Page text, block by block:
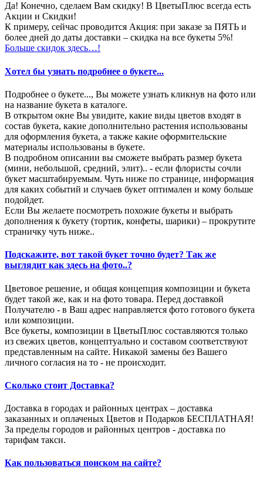
Да! Конечно, сделаем Вам скидку! В ЦветыПлюс всегда есть
Акции и Скидки!
К примеру, сейчас проводится Акция: при заказе за ПЯТЬ и
более дней до даты доставки – скидка на все букеты 5%!
Больше скидок здесь…!
Хотел бы узнать подробнее о букете...
Подробнее о букете..., Вы можете узнать кликнув на фото или
на название букета в каталоге.
В открытом окне Вы увидите, какие виды цветов входят в
состав букета, какие дополнительно растения использованы
для оформления букета, а также какие оформительские
материалы использованы в букете.
В подробном описании вы сможете выбрать размер букета
(мини, небольшой, средний, элит).. - если флористы сочли
букет масштабируемым. Чуть ниже по странице, информация
для каких событий и случаев букет оптимален и кому больше
подойдет.
Если Вы желаете посмотреть похожие букеты и выбрать
дополнения к букету (тортик, конфеты, шарики) – прокрутите
страничку чуть ниже..
Подскажите, вот такой букет точно будет? Так же
выглядит как здесь на фото..?
Цветовое решение, и общая концепция композиции и букета
будет такой же, как и на фото товара. Перед доставкой
Получателю - в Ваш адрес направляется фото готового букета
или композиции.
Все букеты, композиции в ЦветыПлюс составляются только
из свежих цветов, концептуально и составом соответствуют
представленным на сайте. Никакой замены без Вашего
личного согласия на то - не происходит.
Сколько стоит Доставка?
Доставка в городах и районных центрах – доставка
заказанных и оплаченых Цветов и Подарков БЕСПЛАТНАЯ!
За пределы городов и районных центров - доставка по
тарифам такси.
Как пользоваться поиском на сайте?